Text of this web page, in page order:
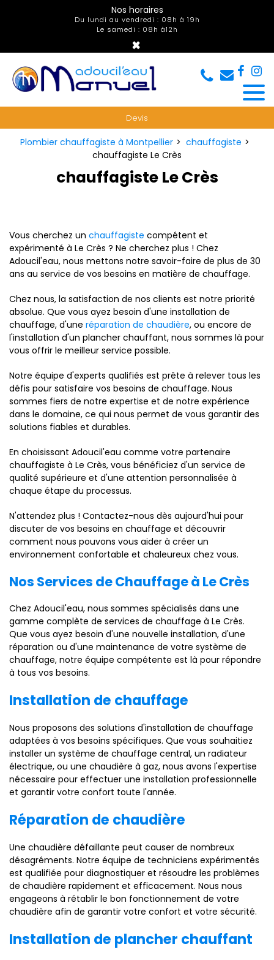
Nos horaires
Du lundi au vendredi : 08h à 19h
Le samedi : 08h à12h
×
Devis
Plombier chauffagiste à Montpellier
chauffagiste
chauffagiste Le Crès
chauffagiste Le Crès
Vous cherchez un chauffagiste compétent et
expérimenté à Le Crès ? Ne cherchez plus ! Chez
Adoucil'eau, nous mettons notre savoir-faire de plus de 30
ans au service de vos besoins en matière de chauffage.
Chez nous, la satisfaction de nos clients est notre priorité
absolue. Que vous ayez besoin d'une installation de
chauffage, d'une réparation de chaudière, ou encore de
l'installation d'un plancher chauffant, nous sommes là pour
vous offrir le meilleur service possible.
Notre équipe d'experts qualifiés est prête à relever tous les
défis pour satisfaire vos besoins de chauffage. Nous
sommes fiers de notre expertise et de notre expérience
dans le domaine, ce qui nous permet de vous garantir des
solutions fiables et durables.
En choisissant Adoucil'eau comme votre partenaire
chauffagiste à Le Crès, vous bénéficiez d'un service de
qualité supérieure et d'une attention personnalisée à
chaque étape du processus.
N'attendez plus ! Contactez-nous dès aujourd'hui pour
discuter de vos besoins en chauffage et découvrir
comment nous pouvons vous aider à créer un
environnement confortable et chaleureux chez vous.
Nos Services de Chauffage à Le Crès
Chez Adoucil'eau, nous sommes spécialisés dans une
gamme complète de services de chauffage à Le Crès.
Que vous ayez besoin d'une nouvelle installation, d'une
réparation ou d'une maintenance de votre système de
chauffage, notre équipe compétente est là pour répondre
à tous vos besoins.
Installation de chauffage
Nous proposons des solutions d'installation de chauffage
adaptées à vos besoins spécifiques. Que vous souhaitiez
installer un système de chauffage central, un radiateur
électrique, ou une chaudière à gaz, nous avons l'expertise
nécessaire pour effectuer une installation professionnelle
et garantir votre confort toute l'année.
Réparation de chaudière
Une chaudière défaillante peut causer de nombreux
désagréments. Notre équipe de techniciens expérimentés
est qualifiée pour diagnostiquer et résoudre les problèmes
de chaudière rapidement et efficacement. Nous nous
engageons à rétablir le bon fonctionnement de votre
chaudière afin de garantir votre confort et votre sécurité.
Installation de plancher chauffant
Panneau de gestion des cookies